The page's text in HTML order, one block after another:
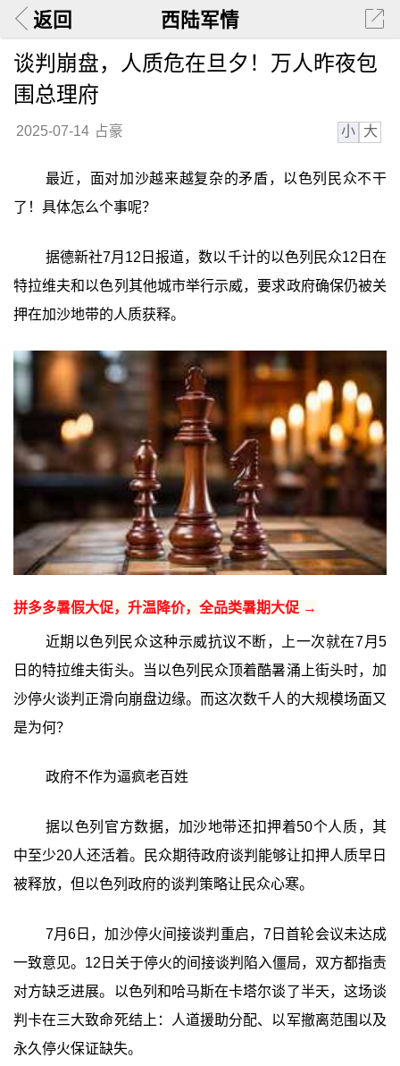
返回 西陆军情
谈判崩盘，人质危在旦夕！万人昨夜包
围总理府
2025-07-14 占豪 小 大
最近，面对加沙越来越复杂的矛盾，以色列民众不干
了！具体怎么个事呢？
据德新社7月12日报道，数以千计的以色列民众12日在
特拉维夫和以色列其他城市举行示威，要求政府确保仍被关
押在加沙地带的人质获释。
拼多多暑假大促，升温降价，全品类暑期大促 →
近期以色列民众这种示威抗议不断，上一次就在7月5
日的特拉维夫街头。当以色列民众顶着酷暑涌上街头时，加
沙停火谈判正滑向崩盘边缘。而这次数千人的大规模场面又
是为何？
政府不作为逼疯老百姓
据以色列官方数据，加沙地带还扣押着50个人质，其
中至少20人还活着。民众期待政府谈判能够让扣押人质早日
被释放，但以色列政府的谈判策略让民众心寒。
7月6日，加沙停火间接谈判重启，7日首轮会议未达成
一致意见。12日关于停火的间接谈判陷入僵局，双方都指责
对方缺乏进展。以色列和哈马斯在卡塔尔谈了半天，这场谈
判卡在三大致命死结上：人道援助分配、以军撤离范围以及
永久停火保证缺失。